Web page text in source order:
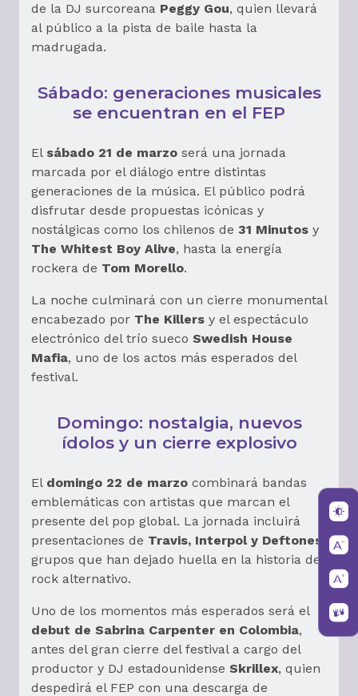
de la DJ surcoreana Peggy Gou, quien llevará
al público a la pista de baile hasta la
madrugada.
Sábado: generaciones musicales
se encuentran en el FEP
El sábado 21 de marzo será una jornada
marcada por el diálogo entre distintas
generaciones de la música. El público podrá
disfrutar desde propuestas icónicas y
nostálgicas como los chilenos de 31 Minutos y
The Whitest Boy Alive, hasta la energía
rockera de Tom Morello.
La noche culminará con un cierre monumental
encabezado por The Killers y el espectáculo
electrónico del trío sueco Swedish House
Mafia, uno de los actos más esperados del
festival.
Domingo: nostalgia, nuevos
ídolos y un cierre explosivo
El domingo 22 de marzo combinará bandas
emblemáticas con artistas que marcan el
presente del pop global. La jornada incluirá
presentaciones de Travis, Interpol y Deftones
grupos que han dejado huella en la historia del
rock alternativo.
Uno de los momentos más esperados será el
debut de Sabrina Carpenter en Colombia,
antes del gran cierre del festival a cargo del
productor y DJ estadounidense Skrillex, quien
despedirá el FEP con una descarga de